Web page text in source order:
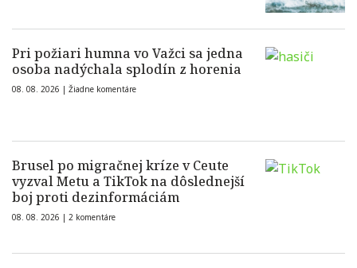
Pri požiari humna vo Važci sa jedna
osoba nadýchala splodín z horenia
08. 08. 2026 | Žiadne komentáre
Brusel po migračnej kríze v Ceute
vyzval Metu a TikTok na dôslednejší
boj proti dezinformáciám
08. 08. 2026 | 2 komentáre